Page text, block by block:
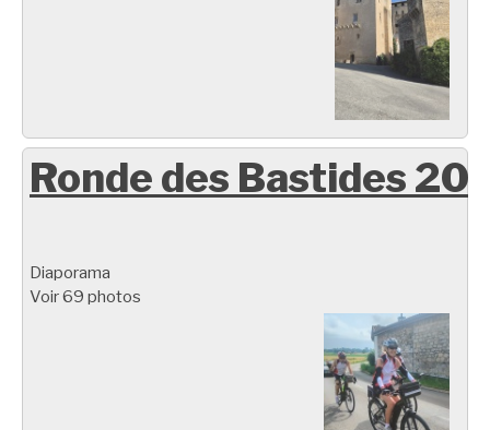
Ronde des Bastides
Diaporama
Voir 69 photos